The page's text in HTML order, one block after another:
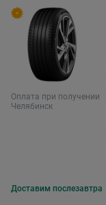
Оплата при получении
Челябинск
Доставим послезавтра